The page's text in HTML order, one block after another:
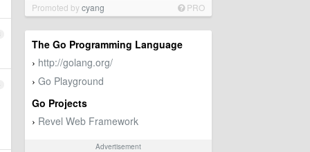
Promoted bycyang PRO
The Go Programming Language
› http://golang.org/
› Go Playground
Go Projects
› Revel Web Framework
Advertisement